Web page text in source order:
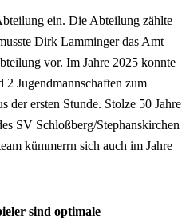
ein. Die Abteilung zählte
Dirk Lamminger das Amt
vor. Im Jahre 2025 konnte
2 Jugendmannschaften zum
der ersten Stunde. Stolze 50 Jahre
SV Schloßberg/Stephanskirchen
kümmerrn sich auch im Jahre
sind optimale